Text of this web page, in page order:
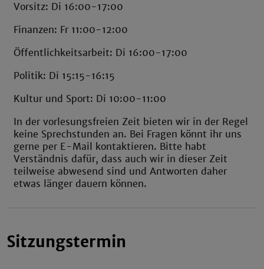
Vorsitz: Di 16:00-17:00
Finanzen: Fr 11:00-12:00
Öffentlichkeitsarbeit: Di 16:00-17:00
Politik: Di 15:15-16:15
Kultur und Sport: Di 10:00-11:00
In der vorlesungsfreien Zeit bieten wir in der Regel
keine Sprechstunden an. Bei Fragen könnt ihr uns
gerne per E-Mail kontaktieren. Bitte habt
Verständnis dafür, dass auch wir in dieser Zeit
teilweise abwesend sind und Antworten daher
etwas länger dauern können.
Sitzungstermin